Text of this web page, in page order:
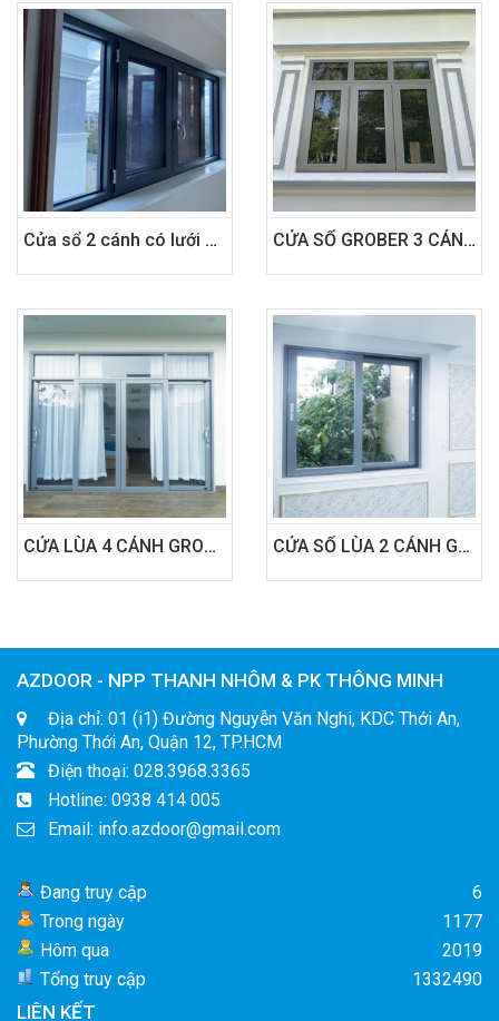
Cửa sổ 2 cánh có lưới chống muỗi Azdoor Grober CỬA SỔ GROBER 3 CÁNH MỞ QUAY LỀ CHỮ A MÀU XÁM GHI
CỬA LÙA 4 CÁNH GROBER MÀU XÁM ÁNH KIM TẠI SÀI GÒN CỬA SỔ LÙA 2 CÁNH GROBER MÀU XÁM ÁNH KIM TẠI QUẬN 1 SÀI GÒN
AZDOOR - NPP THANH NHÔM & PK THÔNG MINH
Địa chỉ: 01 (i1) Đường Nguyễn Văn Nghi, KDC Thới An,
Phường Thới An, Quận 12, TP.HCM
Điện thoại: 028.3968.3365
Hotline: 0938 414 005
Email: info.azdoor@gmail.com
Đang truy cập
6
Trong ngày
1177
Hôm qua
2019
Tổng truy cập
1332490
LIÊN KẾT